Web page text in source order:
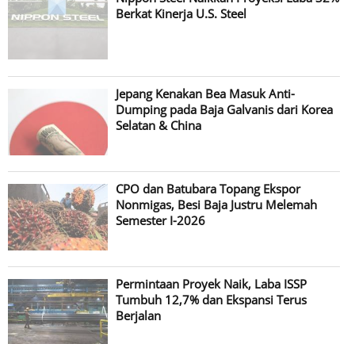
Berkat Kinerja U.S. Steel
Jepang Kenakan Bea Masuk Anti-
Dumping pada Baja Galvanis dari Korea
Selatan & China
CPO dan Batubara Topang Ekspor
Nonmigas, Besi Baja Justru Melemah
Semester I-2026
Permintaan Proyek Naik, Laba ISSP
Tumbuh 12,7% dan Ekspansi Terus
Berjalan